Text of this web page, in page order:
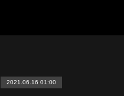
2021.06.16 01:00